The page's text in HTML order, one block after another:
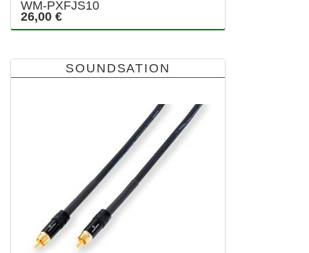
WM-PXFJS10
26,00 €
SOUNDSATION